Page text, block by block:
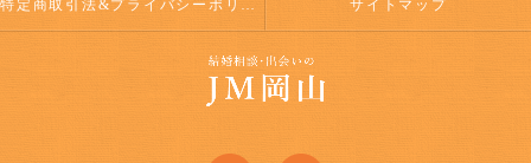
特定商取引法&プライバシーポリシー サイトマップ